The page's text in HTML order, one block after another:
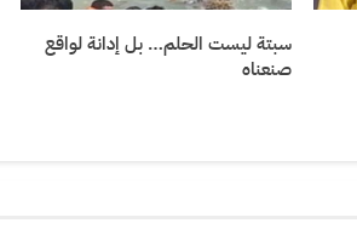
سبتة ليست الحلم… بل إدانة لواقع
صنعناه